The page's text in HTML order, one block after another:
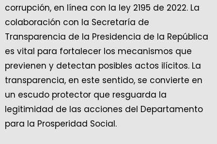
corrupción, en línea con la ley 2195 de 2022. La
colaboración con la Secretaría de
Transparencia de la Presidencia de la República
es vital para fortalecer los mecanismos que
previenen y detectan posibles actos ilícitos. La
transparencia, en este sentido, se convierte en
un escudo protector que resguarda la
legitimidad de las acciones del Departamento
para la Prosperidad Social.